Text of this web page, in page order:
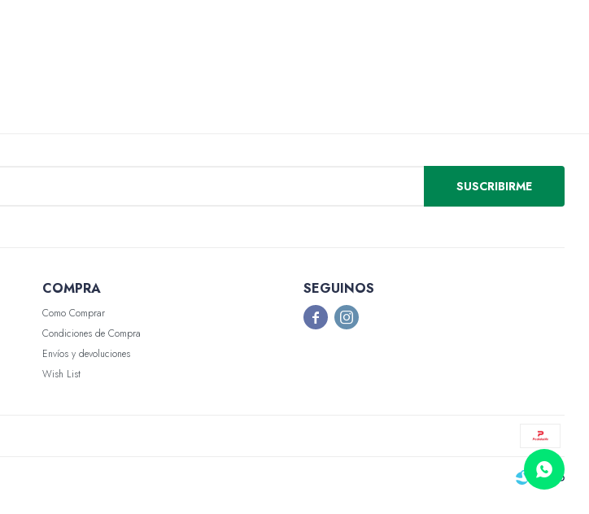
SUSCRIBIRME
COMPRA
Como Comprar
Condiciones de Compra
Envíos y devoluciones
Wish List
SEGUINOS
 